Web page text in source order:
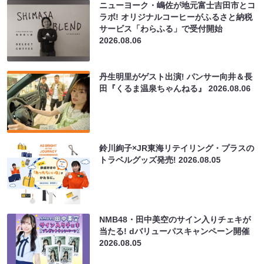
ニューヨーク・嶋佐が地元富士吉田市とコ
ラボ! オリジナルコーヒーがふるさと納税
サービス「わらふる」で受付開始
2026.08.06
丹生明里がゲスト出演! パンサー向井＆長
田『くるま温泉ちゃんねる』2026.08.06
鈴川絢子×JR東海リテイリング・プラスの
トラベルグッズ発売!2026.08.05
NMB48・田中美空のサイン入りチェキが
当たる! dバリューパスキャンペーン開催
2026.08.05